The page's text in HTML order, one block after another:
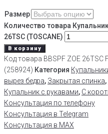
Размер
Количество товара
26TSC (TOSCANE)
В корзину
Код товара BBSPF ZOE 26TSC
(258924) Категория
вырез бедра, Закрытая спинка,
Купальник с рукавами, С
Консультация по телефону
Консультация в Telegram
Консультация в MAX